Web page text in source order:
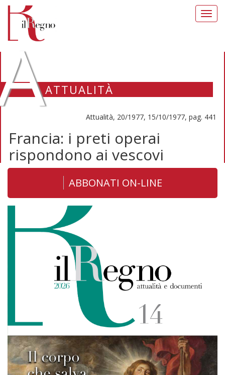
ATTUALITÀ
Attualità, 20/1977, 15/10/1977, pag. 441
Francia: i preti operai
rispondono ai vescovi
ABBONATI ON-LINE